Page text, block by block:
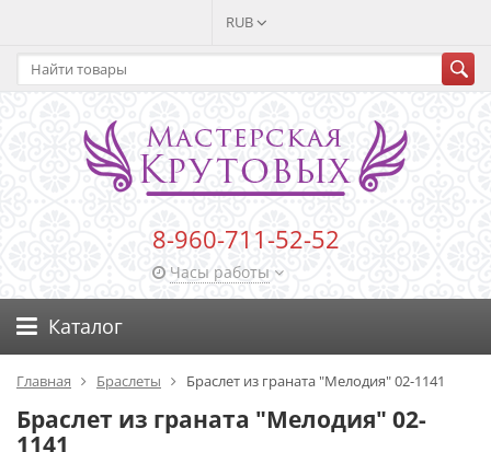
RUB
8-960-711-52-52
Часы работы
Каталог
Главная Браслеты Браслет из граната "Мелодия" 02-1141
Браслет из граната "Мелодия" 02-
1141